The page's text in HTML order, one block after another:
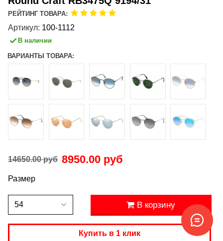
РЕЙТИНГ ТОВАРА:
Артикул: 100-1112
В наличии
ВАРИАНТЫ ТОВАРА:
14650.00 руб 8950.00 руб
Размер
В корзину
Купить в 1 клик